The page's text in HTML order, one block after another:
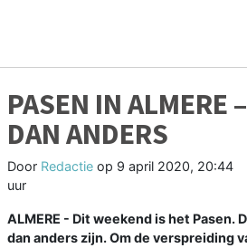
PASEN IN ALMERE
DAN ANDERS
Door Redactie op 9 april 2020, 20:44
uur
ALMERE - Dit weekend is het Pasen.
dan anders zijn. Om de verspreiding